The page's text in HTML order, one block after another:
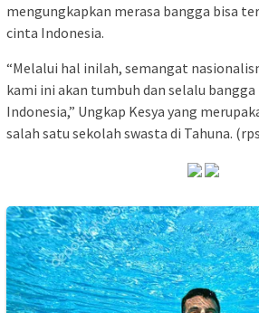
mengungkapkan merasa bangga bisa
cinta Indonesia.
“Melalui hal inilah, semangat
kami ini akan tumbuh dan selalu
Indonesia,” Ungkap Kesya yang
salah satu sekolah swasta di Tahuna.